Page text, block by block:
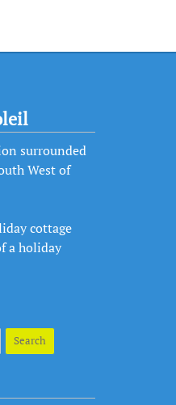
surrounded
West of
cottage
a holiday